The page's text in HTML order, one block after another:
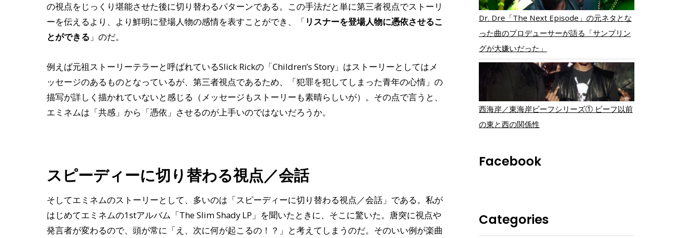
の視点をじっくり堪能させた後に切り替わるパターンである。この手法だと単に第三者視点でストーリ
ーを伝えるより、より鮮明に登場人物の感情を表すことができ、「 リスナーを登場人物に憑依させるこ
とができる 」のだ。
例えば元祖ストーリーテラーと呼ばれているSlick Rickの「Children’s Story」はストーリーとしてはメ
ッセージのあるものとなっているが、第三者視点であるため、「犯罪を犯してしまった青年の心情」の
描写が詳しく描かれていないと感じる（メッセージもストーリーも素晴らしいが）。その点で言うと、
エミネムは「共感」から「憑依」させるのが上手いのではないだろうか。
スピーディーに切り替わる視点／会話
そしてエミネムのストーリーとして、多いのは「スピーディーに切り替わる視点／会話」である。私が
はじめてエミネムの1stアルバム「The Slim Shady LP」を聞いたときに、そこに驚いた。唐突に視点や
発言者が変わるので、頭が常に「え、次に何が起こるの！？」と考えてしまうのだ。そのいい例が楽曲
Dr. Dre「The Next Episode」の元ネタとな
った曲のプロデューサーが語る「サンプリン
グが大嫌いだった」
西海岸／東海岸ビーフシリーズ① ビーフ以前
の東と西の関係性
Facebook
Categories